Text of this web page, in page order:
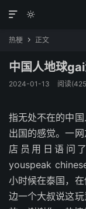


热梗  正文
中国人地球
2024-01-13 阅读
指无处不在的中
出国的感觉。一
店员用日语问
youspeak
小时候在泰国，
边一个大叔说这